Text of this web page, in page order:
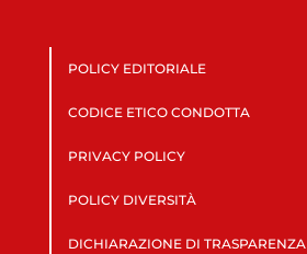
POLICY EDITORIALE
CODICE ETICO CONDOTTA
PRIVACY POLICY
POLICY DIVERSITÀ
DICHIARAZIONE DI TRASPARENZA